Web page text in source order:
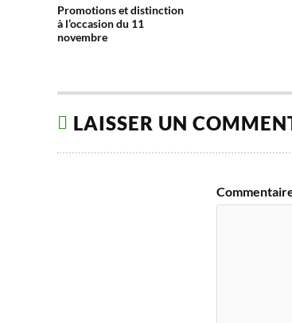
Promotions et distinction
à l’occasion du 11
novembre
LAISSER UN